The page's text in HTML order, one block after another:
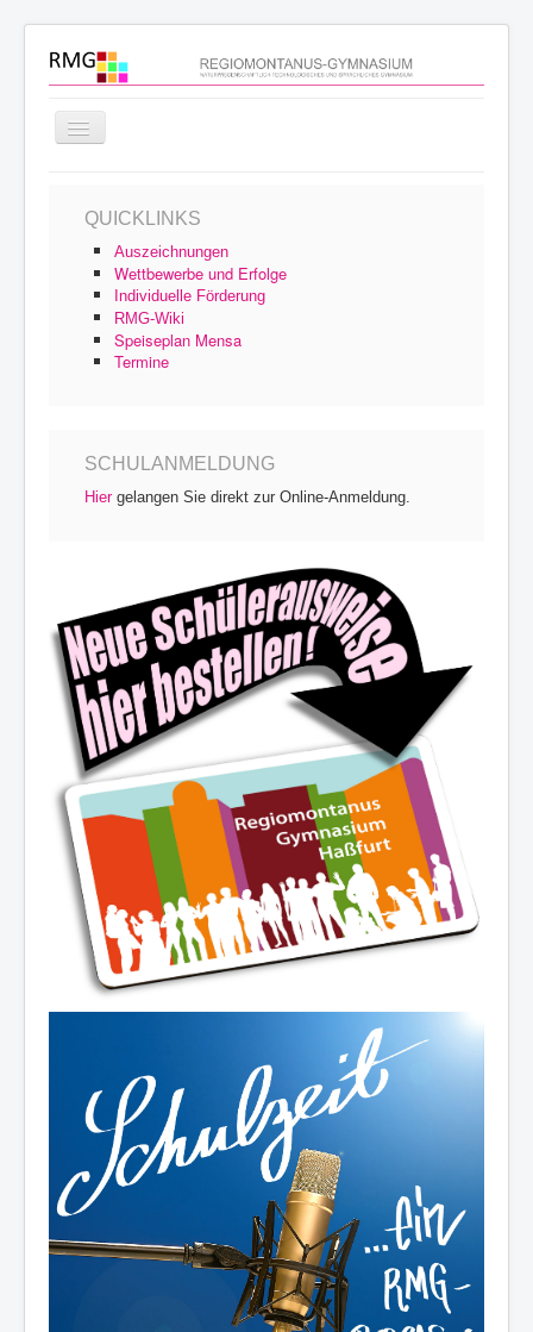
Navigation
an/aus
Schulprofil
Schulfamilie
Unterricht
Schulleben
Die Schulfamilie wünscht allen
schöne und erholsame
Sommerferien!
Ferienöffnungszeiten des Sekretariats:
03.-14.08.2026:8.00-12.30 Uhr
19.08./26.08./02.09.2026:
10.00-12.00 Uhr
07.-11.09.2026:8.00-12.30 Uhr
QUICKLINKS
Auszeichnungen
Wettbewerbe und Erfolge
Individuelle Förderung
RMG-Wiki
Speiseplan Mensa
Termine
SCHULANMELDUNG
Hiergelangen Sie direkt zur Online-Anmeldung.